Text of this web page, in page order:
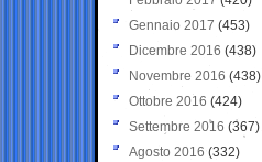
Gennaio 2017 (453)
Dicembre 2016 (438)
Novembre 2016 (438)
Ottobre 2016 (424)
Settembre 2016 (367)
Agosto 2016 (332)